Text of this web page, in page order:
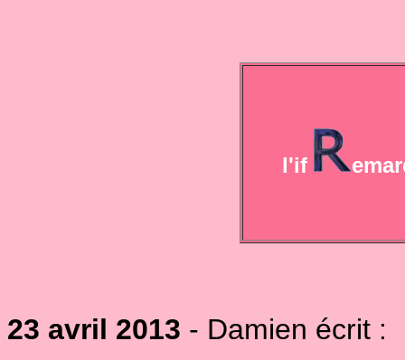
l'if
23 avril 2013 - Damien écrit :